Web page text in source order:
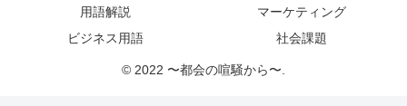
用語解説
マーケティング
ビジネス用語
社会課題
© 2022 〜都会の喧騒から〜.